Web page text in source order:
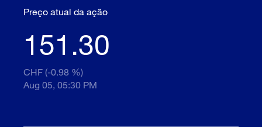
Preço atual da ação
151.30
CHF (-0.98 %)
Aug 05, 05:30 PM